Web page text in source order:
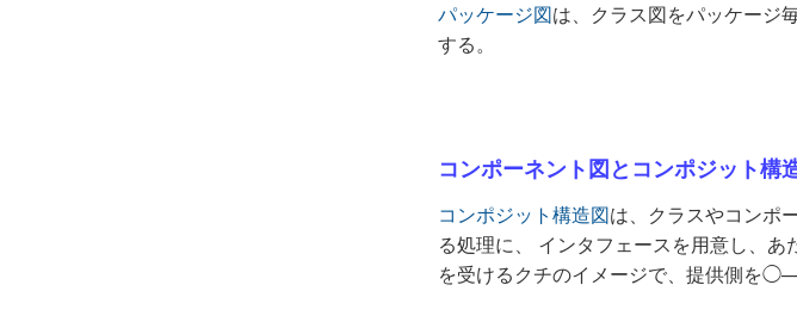
パッケージ図は、クラス図をパッケージ
する。
コンポーネント図とコンポジット構
コンポジット構造図は、クラスやコンポ
る処理に、 インタフェースを用意し、
を受けるクチのイメージで、提供側を